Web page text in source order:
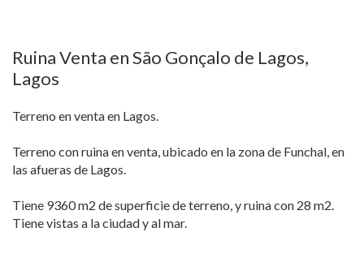
Ruina Venta en São Gonçalo de Lagos,
Lagos
Terreno en venta en Lagos.
Terreno con ruina en venta, ubicado en la zona de Funchal, en
las afueras de Lagos.
Tiene 9360 m2 de superficie de terreno, y ruina con 28 m2.
Tiene vistas a la ciudad y al mar.